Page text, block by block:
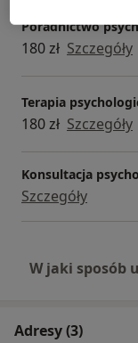
Poradnictwo
180 zł Szczegóły
Terapia
180 zł Szczegóły
Konsultacja
Szczegóły
W jaki sposób
Adresy (3)